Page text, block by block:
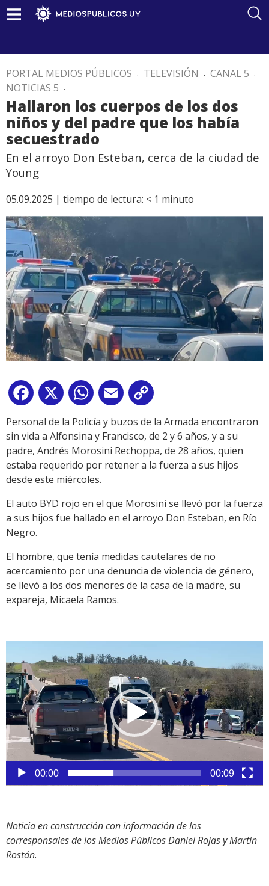
PORTAL MEDIOS PÚBLICOS . TELEVISIÓN . CANAL 5 .
NOTICIAS 5 .
Hallaron los cuerpos de los dos
niños y del padre que los había
secuestrado
En el arroyo Don Esteban, cerca de la ciudad de
Young
05.09.2025 | tiempo de lectura: < 1 minuto
Facebook
X WhatsApp
Email
Link
Personal de la Policía y buzos de la Armada encontraron
sin vida a Alfonsina y Francisco, de 2 y 6 años, y a su
padre, Andrés Morosini Rechoppa, de 28 años, quien
estaba requerido por retener a la fuerza a sus hijos
desde este miércoles.
El auto BYD rojo en el que Morosini se llevó por la fuerza
a sus hijos fue hallado en el arroyo Don Esteban, en Río
Negro.
El hombre, que tenía medidas cautelares de no
acercamiento por una denuncia de violencia de género,
se llevó a los dos menores de la casa de la madre, su
expareja, Micaela Ramos.
de
vídeo
00:00 00:09
Noticia en construcción con información de los
corresponsales de los Medios Públicos Daniel Rojas y Martín
Rostán.